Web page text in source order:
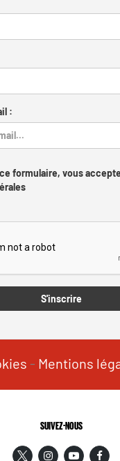
:
formulaire, vous
S'inscrire
- Mentions
SUIVEZ-NOUS